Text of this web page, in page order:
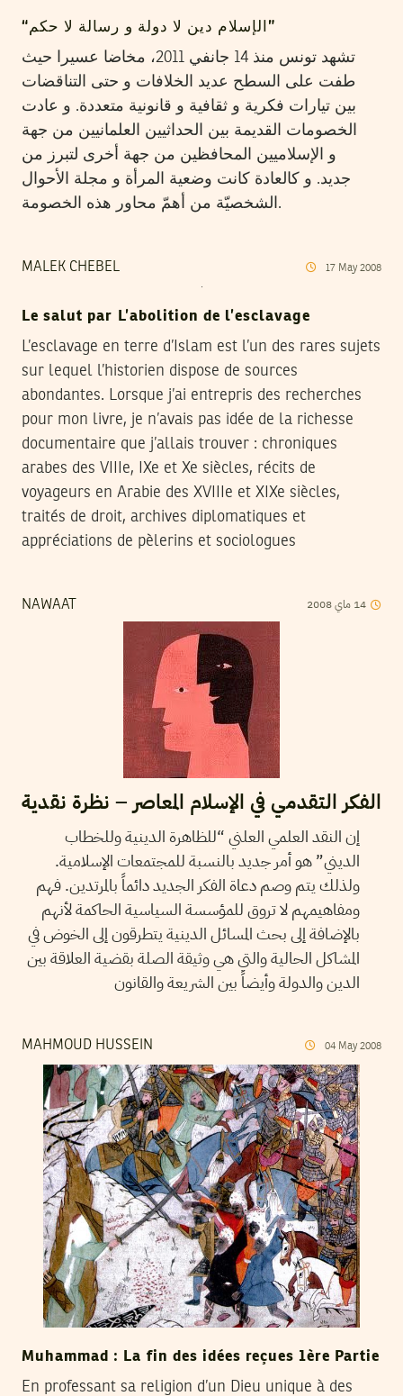
“الإسلام دين لا دولة و رسالة لا حكم”
تشهد تونس منذ 14 جانفي 2011، مخاضا عسيرا حيث
طفت على السطح عديد الخلافات و حتى التناقضات
بين تيارات فكرية و ثقافية و قانونية متعددة. و عادت
الخصومات القديمة بين الحداثيين العلمانيين من جهة
و الإسلاميين المحافظين من جهة أخرى لتبرز من
جديد. و كالعادة كانت وضعية المرأة و مجلة الأحوال
الشخصيّة من أهمّ محاور هذه الخصومة.
MALEK CHEBEL 17 May 2008
Le salut par L’abolition de l’esclavage
L’esclavage en terre d’Islam est l’un des rares sujets
sur lequel l’historien dispose de sources
abondantes. Lorsque j’ai entrepris des recherches
pour mon livre, je n’avais pas idée de la richesse
documentaire que j’allais trouver : chroniques
arabes des VIIIe, IXe et Xe siècles, récits de
voyageurs en Arabie des XVIIIe et XIXe siècles,
traités de droit, archives diplomatiques et
appréciations de pèlerins et sociologues
NAWAAT 14 ماي2008
الفكر التقدمي في الإسلام المعاصر – نظرة نقدية
إن النقد العلمي العلني “للظاهرة الدينية وللخطاب
الديني” هو أمر جديد بالنسبة للمجتمعات الإسلامية.
ولذلك يتم وصم دعاة الفكر الجديد دائماً بالمرتدين. فهم
ومفاهيمهم لا تروق للمؤسسة السياسية الحاكمة لأنهم
بالإضافة إلى بحث المسائل الدينية يتطرقون إلى الخوض في
المشاكل الحالية والتي هي وثيقة الصلة بقضية العلاقة بين
الدين والدولة وأيضاً بين الشريعة والقانون
MAHMOUD HUSSEIN 04 May 2008
Muhammad : La fin des idées reçues 1ère Partie
En professant sa religion d’un Dieu unique à des